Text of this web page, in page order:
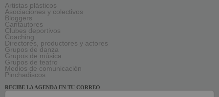
Artistas plásticos
Asociaciones y colectivos
Bloggers
Cantautores
Clubes deportivos
Coaching
Directores, productores y actores
Grupos de danza
Grupos de música
Grupos de teatro
Medios de comunicación
Pinchadiscos
RECIBE LA AGENDA EN TU CORREO